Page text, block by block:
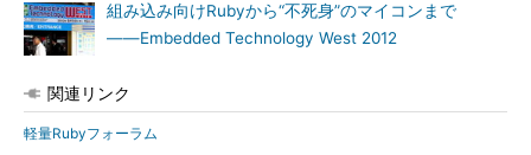
組み込み向けRubyから“不死身”のマイコンまで
――Embedded Technology West 2012
関連リンク
軽量Rubyフォーラム